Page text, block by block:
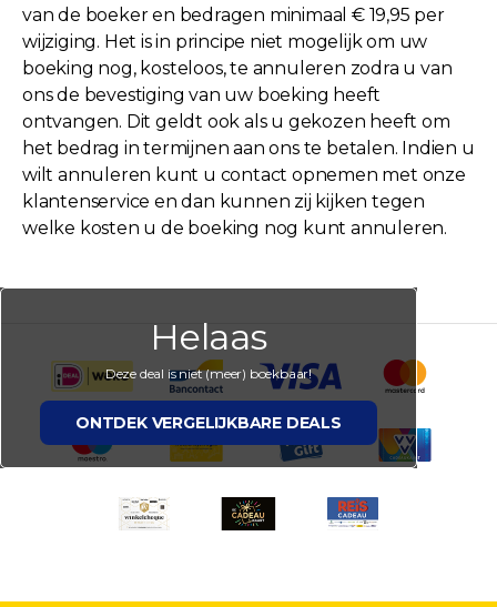
van de boeker en bedragen minimaal € 19,95 per
wijziging. Het is in principe niet mogelijk om uw
boeking nog, kosteloos, te annuleren zodra u van
ons de bevestiging van uw boeking heeft
ontvangen. Dit geldt ook als u gekozen heeft om
het bedrag in termijnen aan ons te betalen. Indien u
wilt annuleren kunt u contact opnemen met onze
klantenservice en dan kunnen zij kijken tegen
welke kosten u de boeking nog kunt annuleren.
Helaas
Deze deal is niet (meer) boekbaar!
ONTDEK VERGELIJKBARE DEALS